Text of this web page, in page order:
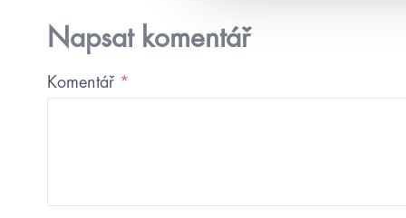
Napsat komentář
Komentář *